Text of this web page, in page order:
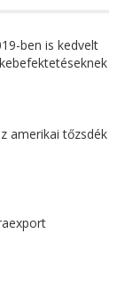
ben is kedvelt
amerikai tőzsdék